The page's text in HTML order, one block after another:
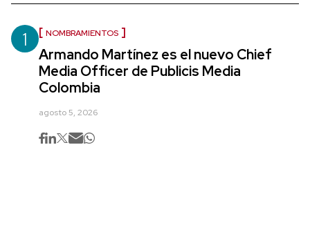
1 NOMBRAMIENTOS
Armando Martínez es el nuevo Chief
Media Officer de Publicis Media
Colombia
agosto 5, 2026